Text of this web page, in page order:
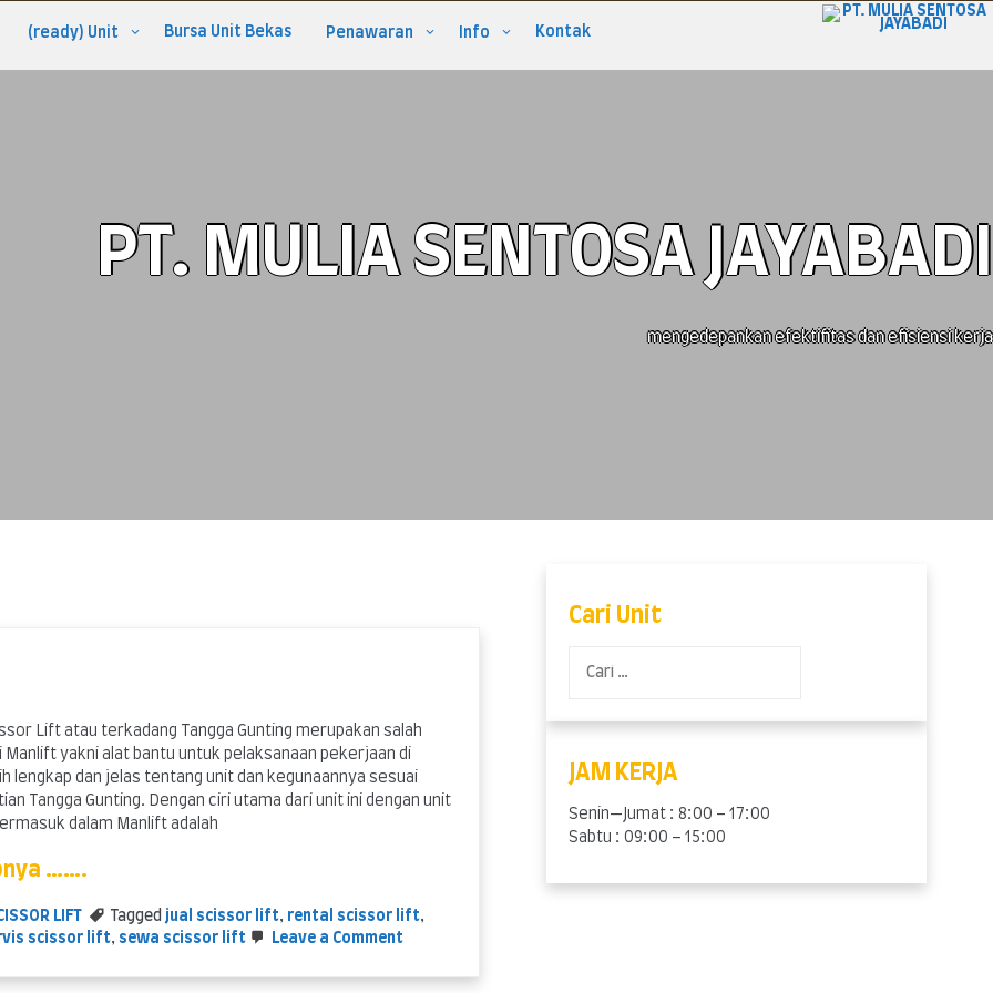
(ready) Unit Bursa Unit Bekas Penawaran Info Kontak
PT. MULIA SENTOSA JAYABADI
mengedepankan efektifitas dan efisiensi kerja
Lift atau terkadang Tangga Gunting merupakan salah
Manlift yakni alat bantu untuk pelaksanaan pekerjaan di
lengkap dan jelas tentang unit dan kegunaannya sesuai
Tangga Gunting. Dengan ciri utama dari unit ini dengan unit
dalam Manlift adalah
…….
LIFT Tagged jual scissor lift, rental scissor lift,
scissor lift, sewa scissor lift Leave a Commenton
Lift
Cari Unit
untuk:
JAM KERJA
Senin—Jumat : 8:00 – 17:00
Sabtu : 09:00 – 15:00